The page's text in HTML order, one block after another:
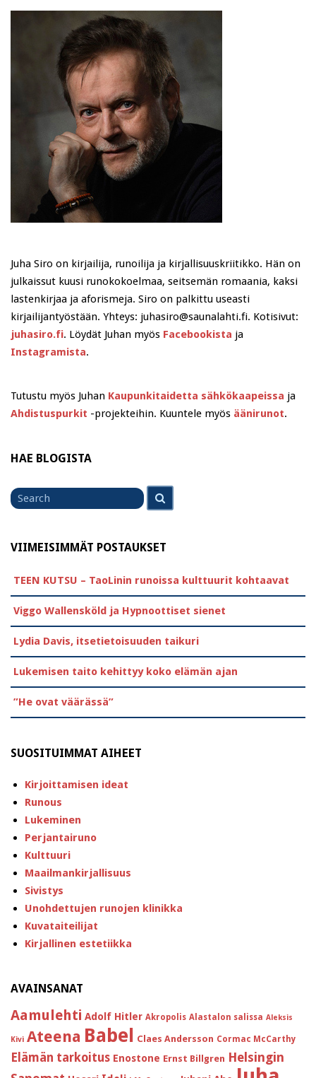
Juha Siro on kirjailija, runoilija ja kirjallisuuskriitikko. Hän on
julkaissut kuusi runokokoelmaa, seitsemän romaania, kaksi
lastenkirjaa ja aforismeja. Siro on palkittu useasti
kirjailijantyöstään. Yhteys: juhasiro@saunalahti.fi. Kotisivut:
juhasiro.fi. Löydät Juhan myös Facebookista ja
Instagramista.
Tutustu myös Juhan Kaupunkitaidetta sähkökaapeissa ja
Ahdistuspurkit -projekteihin. Kuuntele myös äänirunot.
HAE BLOGISTA
for
VIIMEISIMMÄT POSTAUKSET
TEEN KUTSU – TaoLinin runoissa kulttuurit kohtaavat
Viggo Wallensköld ja Hypnoottiset sienet
Lydia Davis, itsetietoisuuden taikuri
Lukemisen taito kehittyy koko elämän ajan
”He ovat väärässä”
SUOSITUIMMAT AIHEET
Kirjoittamisen ideat
Runous
Lukeminen
Perjantairuno
Kulttuuri
Maailmankirjallisuus
Sivistys
Unohdettujen runojen klinikka
Kuvataiteilijat
Kirjallinen estetiikka
AVAINSANAT
Aamulehti Adolf Hitler Akropolis Alastalon salissa Aleksis
Kivi Ateena Babel Claes Andersson Cormac McCarthy
Elämän tarkoitus Enostone Ernst Billgren Helsingin